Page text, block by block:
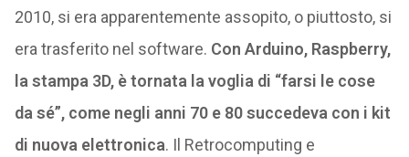
2010, si era apparentemente assopito, o piuttosto, si
era trasferito nel software. Con Arduino, Raspberry,
la stampa 3D, è tornata la voglia di “farsi le cose
da sé”, come negli anni 70 e 80 succedeva con i kit
di nuova elettronica. Il Retrocomputing e